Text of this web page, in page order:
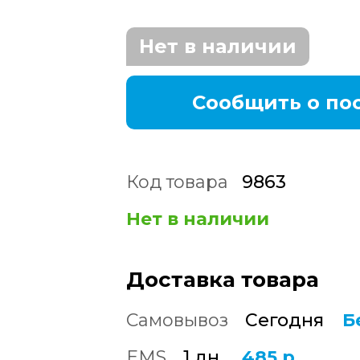
Нет в наличии
Сообщить о
Код товара
9863
Нет в наличии
Доставка товара
Самовывоз Сегодня